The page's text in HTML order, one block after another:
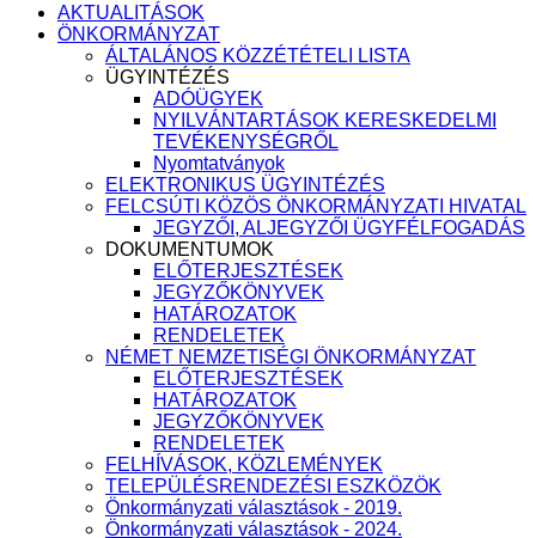
AKTUALITÁSOK
ÖNKORMÁNYZAT
ÁLTALÁNOS KÖZZÉTÉTELI LISTA
ÜGYINTÉZÉS
ADÓÜGYEK
NYILVÁNTARTÁSOK KERESKEDELMI
TEVÉKENYSÉGRŐL
Nyomtatványok
ELEKTRONIKUS ÜGYINTÉZÉS
FELCSÚTI KÖZÖS ÖNKORMÁNYZATI HIVATAL
JEGYZŐI, ALJEGYZŐI ÜGYFÉLFOGADÁS
DOKUMENTUMOK
ELŐTERJESZTÉSEK
JEGYZŐKÖNYVEK
HATÁROZATOK
RENDELETEK
NÉMET NEMZETISÉGI ÖNKORMÁNYZAT
ELŐTERJESZTÉSEK
HATÁROZATOK
JEGYZŐKÖNYVEK
RENDELETEK
FELHÍVÁSOK, KÖZLEMÉNYEK
TELEPÜLÉSRENDEZÉSI ESZKÖZÖK
Önkormányzati választások - 2019.
Önkormányzati választások - 2024.